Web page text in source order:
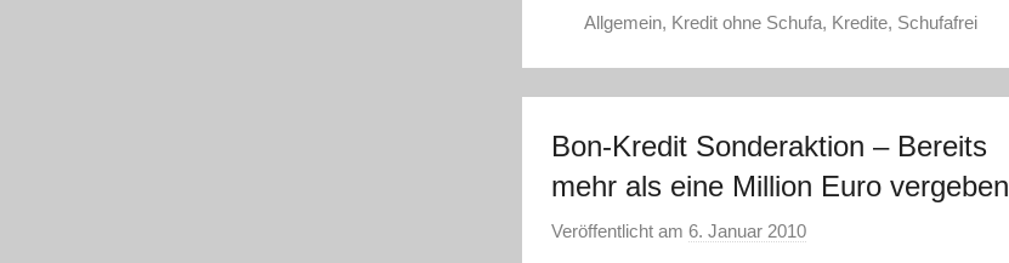
Allgemein, Kredit ohne Schufa, Kredite, Schufafrei
Bon-Kredit Sonderaktion – Bereits
mehr als eine Million Euro vergeben
Veröffentlicht am 6. Januar 2010v